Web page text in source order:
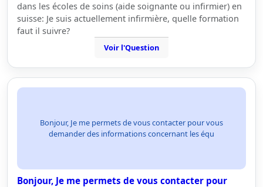
dans les écoles de soins (aide soignante ou infirmier) en
suisse: Je suis actuellement infirmière, quelle formation
faut il suivre?
Voir l'Question
Bonjour, Je me permets de vous contacter pour vous
demander des informations concernant les équ
Bonjour, Je me permets de vous contacter pour